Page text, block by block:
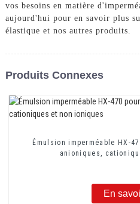
vos besoins en matière
aujourd'hui pour en savoir plus
élastique et nos autres produits.
Produits Connexes
Émulsion imperméable HX-
anioniques,
En